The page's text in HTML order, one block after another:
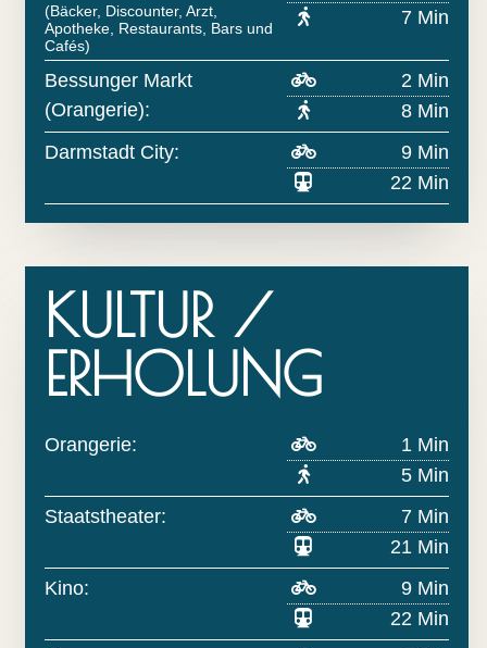
(Bäcker, Discounter, Arzt,
Apotheke, Restaurants, Bars und
Cafés)
7 Min
Bessunger Markt
(Orangerie):
2 Min
8 Min
Darmstadt City:
9 Min
22 Min
KULTUR /
ERHOLUNG
Orangerie:
1 Min
5 Min
Staatstheater:
7 Min
21 Min
Kino:
9 Min
22 Min